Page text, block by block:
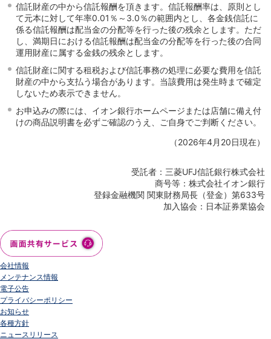
信託財産の中から信託報酬を頂きます。信託報酬率は、原則とし
て元本に対して年率0.01％～3.0％の範囲内とし、各金銭信託に
係る信託報酬は配当金の分配等を行った後の残余とします。ただ
し、満期日における信託報酬は配当金の分配等を行った後の合同
運用財産に属する金銭の残余とします。
信託財産に関する租税および信託事務の処理に必要な費用を信託
財産の中から支払う場合があります。当該費用は発生時まで確定
しないため表示できません。
お申込みの際には、イオン銀行ホームページまたは店舗に備え付
けの商品説明書を必ずご確認のうえ、ご自身でご判断ください。
（2026年4月20日現在）
受託者：三菱UFJ信託銀行株式会社
商号等：株式会社イオン銀行
登録金融機関 関東財務局長（登金）第633号
加入協会：日本証券業協会
会社情報
メンテナンス情報
電子公告
プライバシーポリシー
お知らせ
各種方針
ニュースリリース